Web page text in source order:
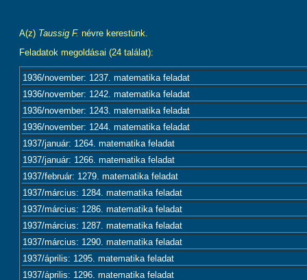
A(z) Taussig F. névre kerestünk.
Feladatok megoldásai (24 találat):
1936/november: 1237. matematika feladat
1936/november: 1242. matematika feladat
1936/november: 1243. matematika feladat
1936/november: 1244. matematika feladat
1937/január: 1264. matematika feladat
1937/január: 1266. matematika feladat
1937/február: 1279. matematika feladat
1937/március: 1284. matematika feladat
1937/március: 1286. matematika feladat
1937/március: 1287. matematika feladat
1937/március: 1290. matematika feladat
1937/április: 1295. matematika feladat
1937/április: 1296. matematika feladat